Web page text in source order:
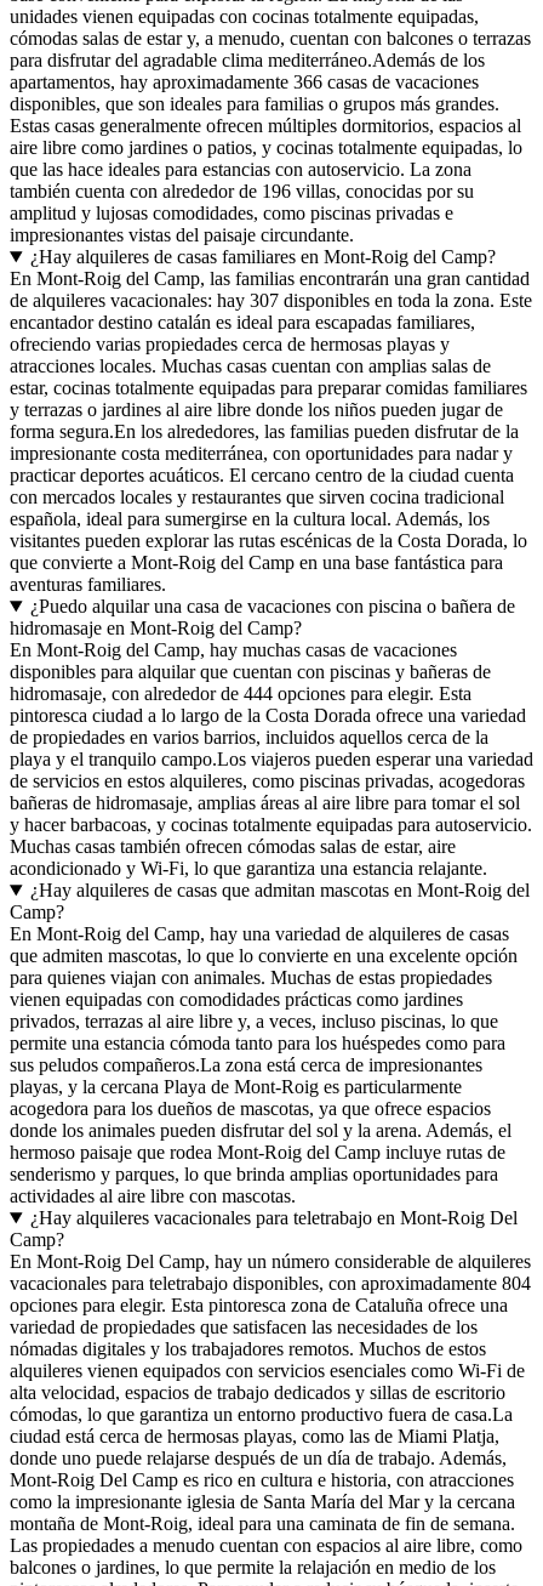
unidades vienen equipadas con cocinas totalmente equipadas,
cómodas salas de estar y, a menudo, cuentan con balcones o terrazas
para disfrutar del agradable clima mediterráneo.Además de los
apartamentos, hay aproximadamente 366 casas de vacaciones
disponibles, que son ideales para familias o grupos más grandes.
Estas casas generalmente ofrecen múltiples dormitorios, espacios al
aire libre como jardines o patios, y cocinas totalmente equipadas, lo
que las hace ideales para estancias con autoservicio. La zona
también cuenta con alrededor de 196 villas, conocidas por su
amplitud y lujosas comodidades, como piscinas privadas e
impresionantes vistas del paisaje circundante.
¿Hay alquileres de casas familiares en Mont-Roig del Camp?
En Mont-Roig del Camp, las familias encontrarán una gran cantidad
de alquileres vacacionales: hay 307 disponibles en toda la zona. Este
encantador destino catalán es ideal para escapadas familiares,
ofreciendo varias propiedades cerca de hermosas playas y
atracciones locales. Muchas casas cuentan con amplias salas de
estar, cocinas totalmente equipadas para preparar comidas familiares
y terrazas o jardines al aire libre donde los niños pueden jugar de
forma segura.En los alrededores, las familias pueden disfrutar de la
impresionante costa mediterránea, con oportunidades para nadar y
practicar deportes acuáticos. El cercano centro de la ciudad cuenta
con mercados locales y restaurantes que sirven cocina tradicional
española, ideal para sumergirse en la cultura local. Además, los
visitantes pueden explorar las rutas escénicas de la Costa Dorada, lo
que convierte a Mont-Roig del Camp en una base fantástica para
aventuras familiares.
¿Puedo alquilar una casa de vacaciones con piscina o bañera de
hidromasaje en Mont-Roig del Camp?
En Mont-Roig del Camp, hay muchas casas de vacaciones
disponibles para alquilar que cuentan con piscinas y bañeras de
hidromasaje, con alrededor de 444 opciones para elegir. Esta
pintoresca ciudad a lo largo de la Costa Dorada ofrece una variedad
de propiedades en varios barrios, incluidos aquellos cerca de la
playa y el tranquilo campo.Los viajeros pueden esperar una variedad
de servicios en estos alquileres, como piscinas privadas, acogedoras
bañeras de hidromasaje, amplias áreas al aire libre para tomar el sol
y hacer barbacoas, y cocinas totalmente equipadas para autoservicio.
Muchas casas también ofrecen cómodas salas de estar, aire
acondicionado y Wi-Fi, lo que garantiza una estancia relajante.
¿Hay alquileres de casas que admitan mascotas en Mont-Roig del
Camp?
En Mont-Roig del Camp, hay una variedad de alquileres de casas
que admiten mascotas, lo que lo convierte en una excelente opción
para quienes viajan con animales. Muchas de estas propiedades
vienen equipadas con comodidades prácticas como jardines
privados, terrazas al aire libre y, a veces, incluso piscinas, lo que
permite una estancia cómoda tanto para los huéspedes como para
sus peludos compañeros.La zona está cerca de impresionantes
playas, y la cercana Playa de Mont-Roig es particularmente
acogedora para los dueños de mascotas, ya que ofrece espacios
donde los animales pueden disfrutar del sol y la arena. Además, el
hermoso paisaje que rodea Mont-Roig del Camp incluye rutas de
senderismo y parques, lo que brinda amplias oportunidades para
actividades al aire libre con mascotas.
¿Hay alquileres vacacionales para teletrabajo en Mont-Roig Del
Camp?
En Mont-Roig Del Camp, hay un número considerable de alquileres
vacacionales para teletrabajo disponibles, con aproximadamente 804
opciones para elegir. Esta pintoresca zona de Cataluña ofrece una
variedad de propiedades que satisfacen las necesidades de los
nómadas digitales y los trabajadores remotos. Muchos de estos
alquileres vienen equipados con servicios esenciales como Wi-Fi de
alta velocidad, espacios de trabajo dedicados y sillas de escritorio
cómodas, lo que garantiza un entorno productivo fuera de casa.La
ciudad está cerca de hermosas playas, como las de Miami Platja,
donde uno puede relajarse después de un día de trabajo. Además,
Mont-Roig Del Camp es rico en cultura e historia, con atracciones
como la impresionante iglesia de Santa María del Mar y la cercana
montaña de Mont-Roig, ideal para una caminata de fin de semana.
Las propiedades a menudo cuentan con espacios al aire libre, como
balcones o jardines, lo que permite la relajación en medio de los